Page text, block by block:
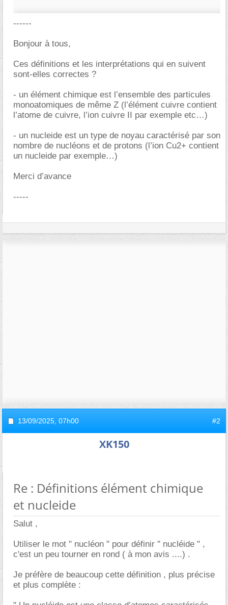
------
Bonjour à tous,
Ces définitions et les interprétations qui en suivent
sont-elles correctes ?
- un élément chimique est l’ensemble des particules
monoatomiques de même Z (l’élément cuivre contient
l’atome de cuivre, l’ion cuivre II par exemple etc…)
- un nucleide est un type de noyau caractérisé par son
nombre de nucléons et de protons (l’ion Cu2+ contient
un nucleide par exemple…)
Merci d’avance
-----
13/09/2025, 07h00 #2
XK150
Re : Définitions élément chimique
et nucleide
Salut ,
Utiliser le mot " nucléon " pour définir " nucléide " ,
c'est un peu tourner en rond ( à mon avis ....) .
Je préfère de beaucoup cette définition , plus précise
et plus complète :